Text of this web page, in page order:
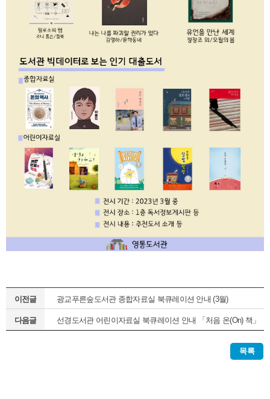
이전글 광교푸른숲도서관 종합자료실 북큐레이션 안내 (3월)
다음글 선경도서관 어린이자료실 북큐레이션 안내 「처음 온(On) 책」
목록